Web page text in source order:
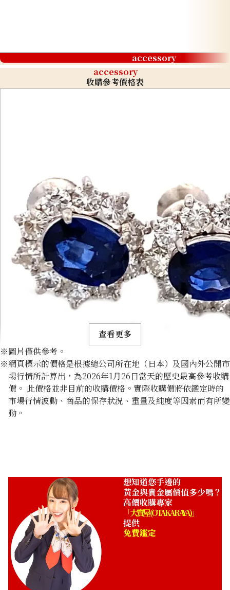
accessory
accessory
收購參考價格表
Platinum (Pt900) earrings
收購參考價格
查看更多
※圖片僅供參考。
※網頁標示的價格是根據總公司所在地（日本）及國內外公開市
場行情所計算出，為2026年1月26日當天的歷史最高參考收購
價。 此價格並非目前的收購價格。實際收購價將依鑑定時的
市場行情波動、商品的保存狀況、重量及純度等因素而有所變
動。
想知道您手邊的
黃金與貴金屬價值多少嗎？
高價收購專家
「大寶屋 (OTAKARAYA)」
提供
免費鑑定